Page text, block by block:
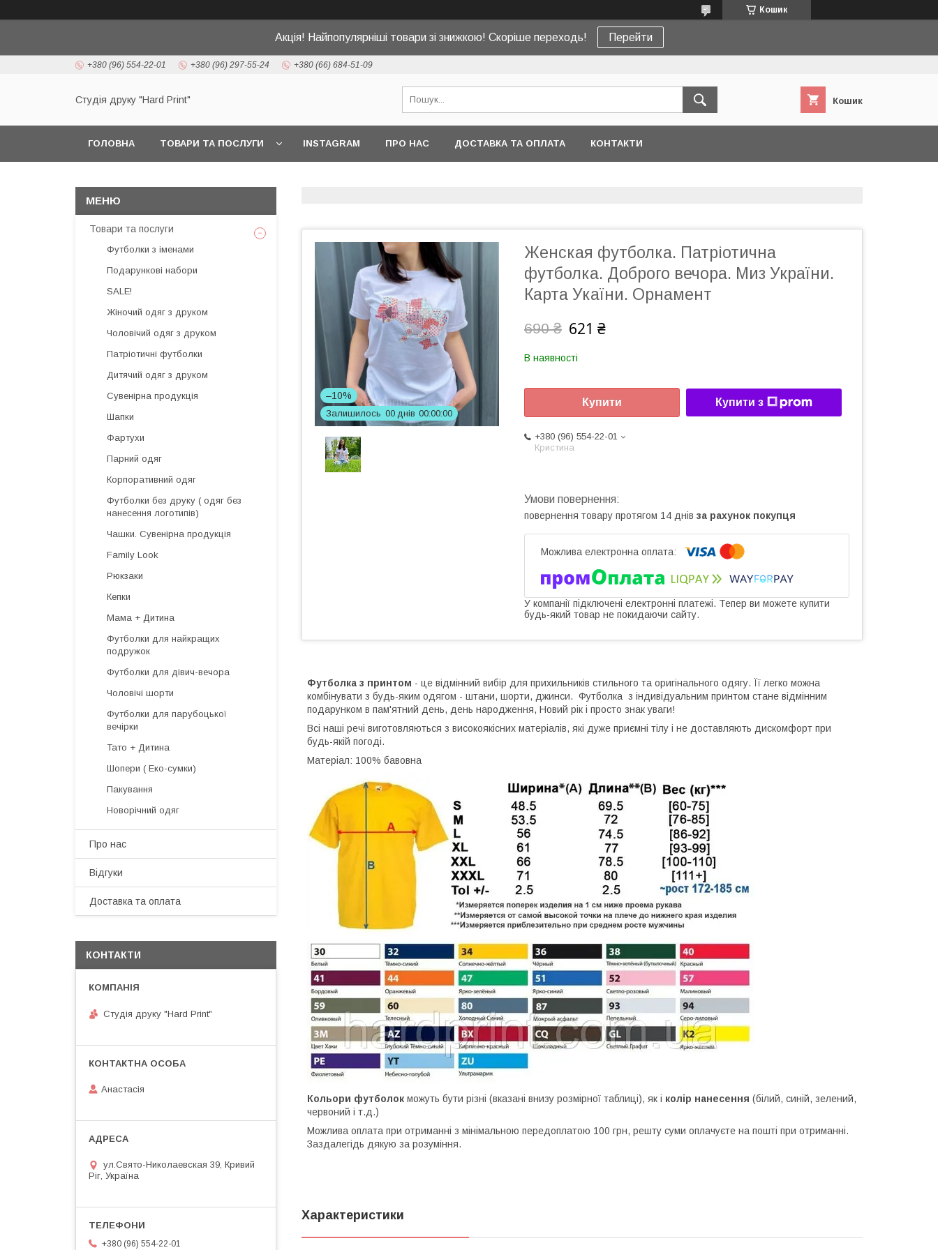
Кошик
Акція! Найпопулярніші товари зі знижкою! Скоріше переходь! Перейти
+380 (96) 554-22-01 +380 (96) 297-55-24 +380 (66) 684-51-09
Студія друку "Hard Print" Кошик
ГОЛОВНА ТОВАРИ ТА ПОСЛУГИ INSTAGRAM ПРО НАС ДОСТАВКА ТА ОПЛАТА КОНТАКТИ
–10%
Залишилось 00 днів 00 00 00
Женская футболка. Патріотична
футболка. Доброго вечора. Миз України.
Карта Укаїни. Орнамент
690 ₴ 621 ₴
В наявності
Купити Купити з
+380 (96) 554-22-01
Кристина
повернення товару протягом 14 днів за рахунок покупця
У компанії підключені електронні платежі. Тепер ви можете купити
будь-який товар не покидаючи сайту.
Футболка з принтом - це відмінний вибір для прихильників стильного та оригінального одягу. Її легко можна
комбінувати з будь-яким одягом - штани, шорти, джинси. Футболка з індивідуальним принтом стане відмінним
подарунком в пам'ятний день, день народження, Новий рік і просто знак уваги!
Всі наші речі виготовляються з високоякісних матеріалів, які дуже приємні тілу і не доставляють дискомфорт при
будь-якій погоді.
Матеріал: 100% бавовна
Кольори футболок можуть бути різні (вказані внизу розмірної таблиці), як і колір нанесення (білий, синій, зелений,
червоний і т.д.)
Можлива оплата при отриманні з мінімальною передоплатою 100 грн, решту суми оплачуєте на пошті при отриманні.
Заздалегідь дякую за розуміння.
Характеристики
Товари та послуги
Футболки з іменами
Подарункові набори
SALE!
Жіночий одяг з друком
Чоловічий одяг з друком
Патріотичні футболки
Дитячий одяг з друком
Сувенірна продукція
Шапки
Фартухи
Парний одяг
Корпоративний одяг
Футболки без друку ( одяг без
нанесення логотипів)
Чашки. Сувенірна продукція
Family Look
Рюкзаки
Кепки
Мама + Дитина
Футболки для найкращих
подружок
Футболки для дівич-вечора
Чоловічі шорти
Футболки для парубоцької
вечірки
Тато + Дитина
Шопери ( Еко-сумки)
Пакування
Новорічний одяг
Про нас
Відгуки
Доставка та оплата
КОНТАКТИ
Студія друку "Hard Print"
Анастасія
ул.Свято-Николаевская 39, Кривий
Ріг, Україна
+380 (96) 554-22-01